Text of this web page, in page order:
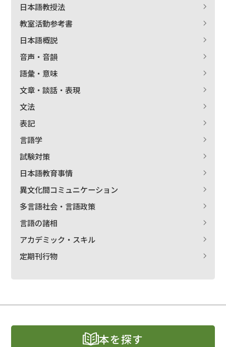
日本語教授法
教室活動参考書
日本語概説
音声・音韻
語彙・意味
文章・談話・表現
文法
表記
言語学
試験対策
日本語教育事情
異文化間コミュニケーション
多言語社会・言語政策
言語の諸相
アカデミック・スキル
定期刊行物
本を探す